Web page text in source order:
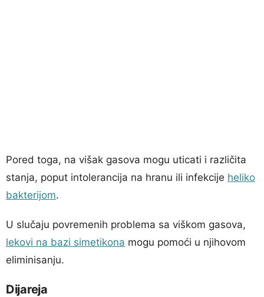
Pored toga, na višak gasova mogu uticati i različita
stanja, poput intolerancija na hranu ili infekcije heliko
bakterijom.
U slučaju povremenih problema sa viškom gasova,
lekovi na bazi simetikona mogu pomoći u njihovom
eliminisanju.
Dijareja